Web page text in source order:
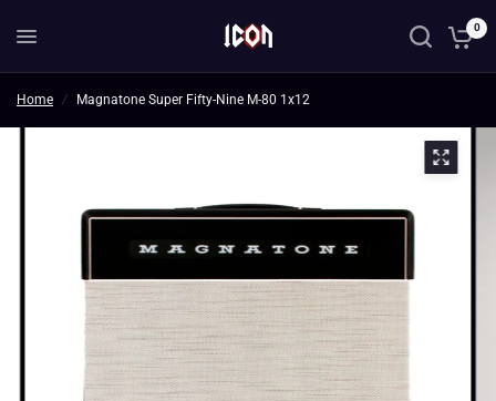
0
Home / Magnatone Super Fifty-Nine M-80 1x12